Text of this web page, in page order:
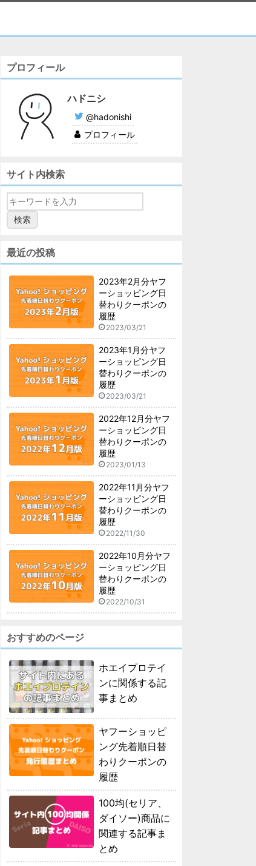
プロフィール
ハドニシ
@hadonishi
プロフィール
サイト内検索
最近の投稿
2023年2月分ヤフ
ーショッピング日
替わりクーポンの
履歴
2023/03/21
2023年1月分ヤフ
ーショッピング日
替わりクーポンの
履歴
2023/03/21
2022年12月分ヤフ
ーショッピング日
替わりクーポンの
履歴
2023/01/13
2022年11月分ヤフ
ーショッピング日
替わりクーポンの
履歴
2022/11/30
2022年10月分ヤフ
ーショッピング日
替わりクーポンの
履歴
2022/10/31
おすすめのページ
ホエイプロテイ
ンに関係する記
事まとめ
ヤフーショッピ
ング先着順日替
わりクーポンの
履歴
100均(セリア、
ダイソー)商品に
関連する記事ま
とめ